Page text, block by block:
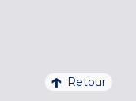
Retour